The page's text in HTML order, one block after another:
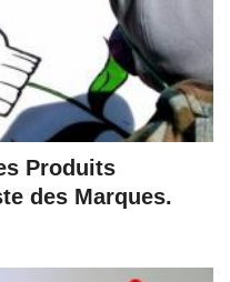
Produits
des Marques.